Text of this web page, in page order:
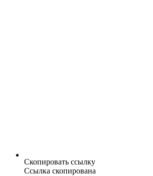
Скопировать ссылку
Ссылка скопирована